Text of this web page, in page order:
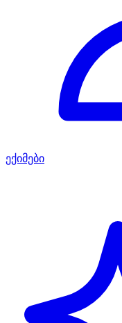
ექიმები